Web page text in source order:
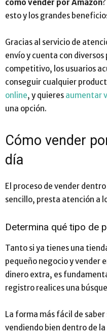
cómo vender por Amazon
esto y los grandes
Gracias al servicio de
envío y cuenta con
competitivo, los usuarios
conseguir cualquier
online, y quieres aumentar
una opción.
Cómo vender
día
El proceso de vender
sencillo, presta atención a
Determina qué tipo de
Tanto si ya tienes una
pequeño negocio y vender
dinero extra, es
registro realices una
La forma más fácil de
vendiendo bien dentro de